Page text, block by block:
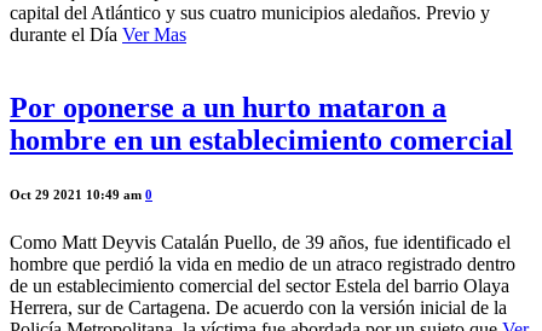
capital del Atlántico y sus cuatro municipios aledaños. Previo y
durante el Día Ver Mas
Por oponerse a un hurto mataron a
hombre en un establecimiento comercial
Oct 29 2021 10:49 am 0
Como Matt Deyvis Catalán Puello, de 39 años, fue identificado el
hombre que perdió la vida en medio de un atraco registrado dentro
de un establecimiento comercial del sector Estela del barrio Olaya
Herrera, sur de Cartagena. De acuerdo con la versión inicial de la